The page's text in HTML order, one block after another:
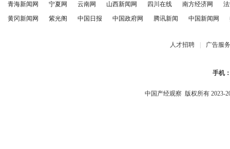
青海新闻网
宁夏网 云南网 山西新闻网 四川在线 南方经济网
黄冈新闻网
紫光阁 中国日报 中国政府网 腾讯新闻 中国新闻网
人才招聘 广告服务
手机
中国产经观察 版权所有 2023-